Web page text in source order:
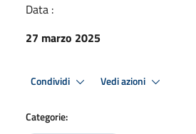
Data :
27 marzo 2025
Condividi Vedi azioni
Categorie: